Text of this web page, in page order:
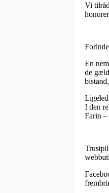
Vi
En
de
I den
Farin –